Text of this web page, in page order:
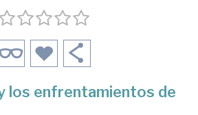
los enfrentamientos de